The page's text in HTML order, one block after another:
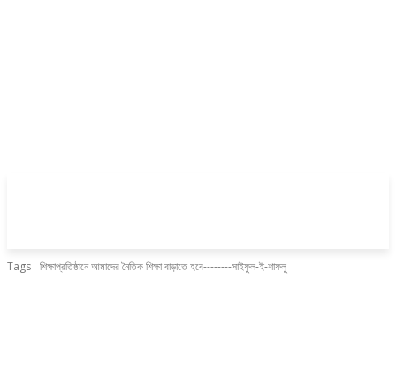
Tags শিক্ষাপ্রতিষ্ঠানে আমাদের নৈতিক শিক্ষা বাড়াতে হবে--------সাইফুল-ই-শাফলু